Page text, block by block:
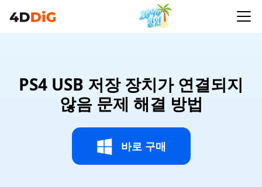
PS4 USB 저장 장치가 연결되지
않음 문제 해결 방법
바로 구매